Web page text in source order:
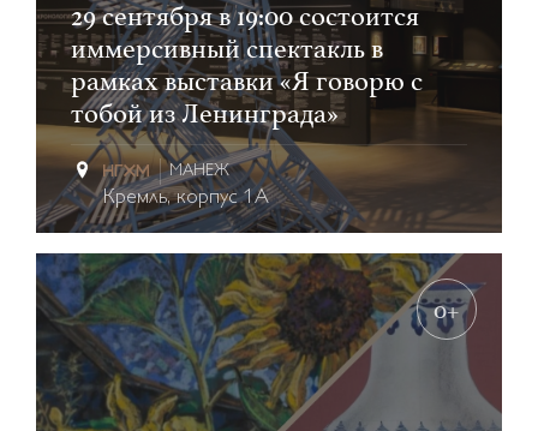
29 сентября в 19:00 состоится
иммерсивный спектакль в
рамках выставки «Я говорю с
тобой из Ленинграда»
МАНЕЖ
Кремль, корпус 1А
0+